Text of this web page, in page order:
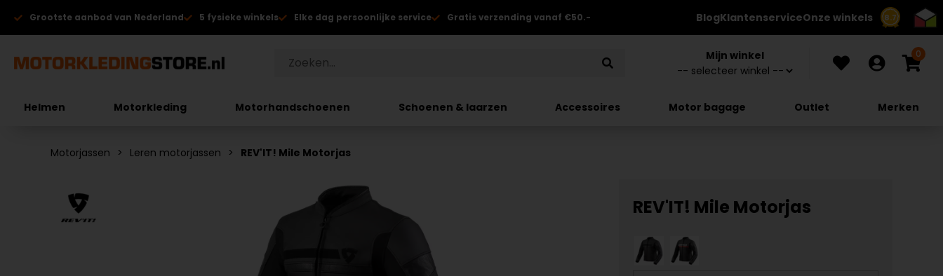
8.7
Grootste aanbod van Nederland 5 fysieke winkels Elke dag persoonlijke service Gratis verzending vanaf €50.- BlogKlantenserviceOnze winkels
Mijn winkel 0
Helmen Motorkleding Motorhandschoenen Schoenen & laarzen Accessoires Motor bagage Outlet Merken
Motorjassen Leren motorjassen REV'IT! Mile Motorjas
REV'IT! Mile Motorjas